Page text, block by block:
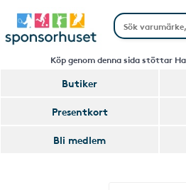
Köp genom denna sida stöttar
Butiker
Presentkort
Bli medlem